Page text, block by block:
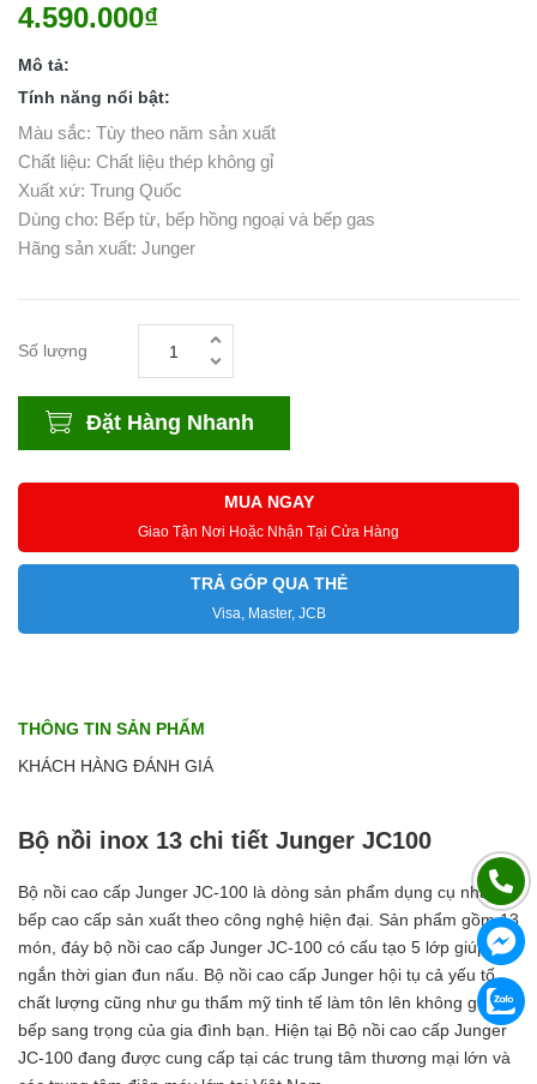
4.590.000₫
Mô tả:
Tính năng nổi bật:
Màu sắc: Tùy theo năm sản xuất
Chất liệu: Chất liệu thép không gỉ
Xuất xứ: Trung Quốc
Dùng cho: Bếp từ, bếp hồng ngoại và bếp gas
Hãng sản xuất: Junger
Số lượng
Đặt Hàng Nhanh
MUA NGAY
Giao Tận Nơi Hoặc Nhận Tại Cửa Hàng
TRẢ GÓP QUA THẺ
Visa, Master, JCB
THÔNG TIN SẢN PHẨM
KHÁCH HÀNG ĐÁNH GIÁ
Bộ nồi inox 13 chi tiết Junger JC100
Bộ nồi cao cấp Junger JC-100 là dòng sản phẩm dụng cụ nhà
bếp cao cấp sản xuất theo công nghệ hiện đại. Sản phẩm gồm 13
món, đáy bộ nồi cao cấp Junger JC-100 có cấu tạo 5 lớp giúp rút
ngắn thời gian đun nấu. Bộ nồi cao cấp Junger hội tụ cả yếu tố
chất lượng cũng như gu thẩm mỹ tinh tế làm tôn lên không gian
bếp sang trọng của gia đình bạn. Hiện tại Bộ nồi cao cấp Junger
JC-100 đang được cung cấp tại các trung tâm thương mại lớn và